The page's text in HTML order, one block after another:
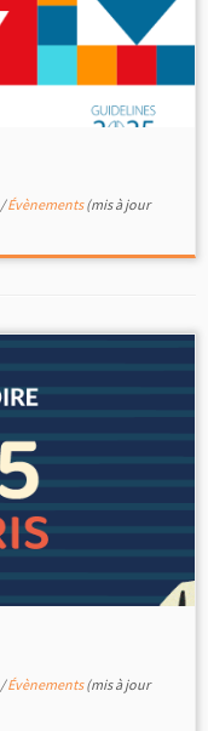
/Évènements(mis à jour
/Évènements(mis à jour